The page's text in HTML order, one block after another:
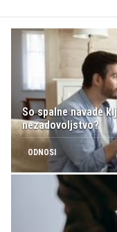
So spalne navade
nezadovoljstvo?
ODNOSI